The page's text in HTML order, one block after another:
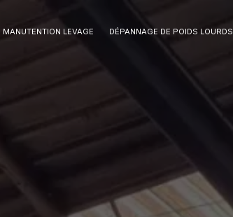
MANUTENTION LEVAGE DÉPANNAGE DE POIDS LOURDS